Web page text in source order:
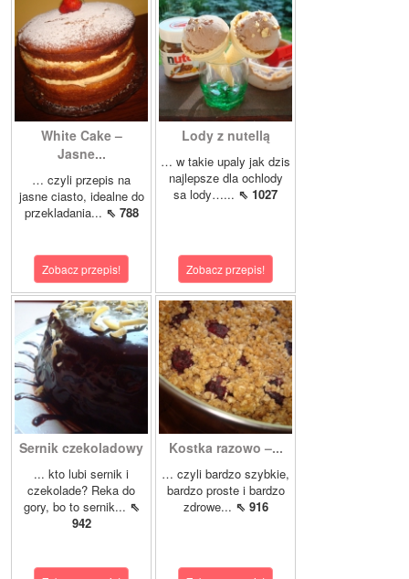
White Cake –
Jasne...
… czyli przepis na
jasne ciasto, idealne do
przekladania... ⇖ 788
Zobacz przepis!
Lody z nutellą
… w takie upaly jak dzis
najlepsze dla ochlody
sa lody…... ⇖ 1027
Zobacz przepis!
Sernik czekoladowy
... kto lubi sernik i
czekolade? Reka do
gory, bo to sernik... ⇖
942
Kostka razowo –...
… czyli bardzo szybkie,
bardzo proste i bardzo
zdrowe... ⇖ 916